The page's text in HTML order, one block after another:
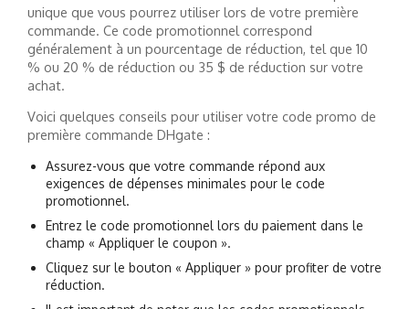
unique que vous pourrez utiliser lors de votre première
commande. Ce code promotionnel correspond
généralement à un pourcentage de réduction, tel que 10
% ou 20 % de réduction ou 35 $ de réduction sur votre
achat.
Voici quelques conseils pour utiliser votre code promo de
première commande DHgate :
Assurez-vous que votre commande répond aux
exigences de dépenses minimales pour le code
promotionnel.
Entrez le code promotionnel lors du paiement dans le
champ « Appliquer le coupon ».
Cliquez sur le bouton « Appliquer » pour profiter de votre
réduction.